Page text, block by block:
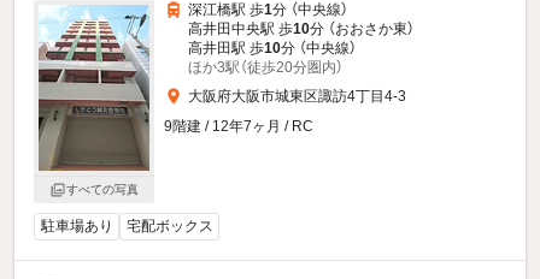
すべての写真
深江橋駅 歩1分 （中央線）
高井田中央駅 歩10分 （おおさか東）
高井田駅 歩10分 （中央線）
ほか3駅（徒歩20分圏内）
大阪府大阪市城東区諏訪4丁目4-3
9階建 / 12年7ヶ月 / RC
駐車場あり 宅配ボックス